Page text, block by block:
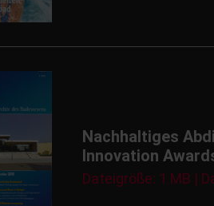
Nachhaltiges
Innovation
Dateigröße: 1 MB |